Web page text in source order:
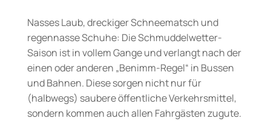
Nasses Laub, dreckiger Schneematsch und
regennasse Schuhe: Die Schmuddelwetter-
Saison ist in vollem Gange und verlangt nach der
einen oder anderen „Benimm-Regel“ in Bussen
und Bahnen. Diese sorgen nicht nur für
(halbwegs) saubere öffentliche Verkehrsmittel,
sondern kommen auch allen Fahrgästen zugute.